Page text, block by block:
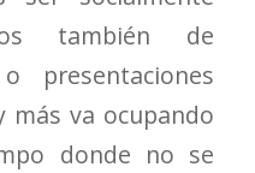
también de
presentaciones
más va ocupando
donde no se